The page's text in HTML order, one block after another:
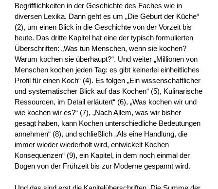
Begrifflichkeiten in der Geschichte des Faches wie in
diversen Lexika. Dann geht es um „Die Geburt der Küche“
(2), um einen Blick in die Geschichte von der Vorzeit bis
heute. Das dritte Kapitel hat eine der typisch formulierten
Überschriften: „Was tun Menschen, wenn sie kochen?
Warum kochen sie überhaupt?“. Und weiter „Millionen von
Menschen kochen jeden Tag: es gibt keinerlei einheitliches
Profil für einen Koch“ (4). Es folgen „Ein wissenschaftlicher
und systematischer Blick auf das Kochen“ (5), Kulinarische
Ressourcen, im Detail erläutert“ (6), „Was kochen wir und
wie kochen wir es?“ (7), „Nach Allem, was wir bisher
gesagt haben, kann Kochen unterschiedliche Bedeutungen
annehmen“ (8), und schließlich „Als eine Handlung, die
immer wieder wiederholt wird, entwickelt Kochen
Konsequenzen“ (9), ein Kapitel, in dem noch einmal der
Bogen von der Frühzeit bis zur Moderne gespannt wird.